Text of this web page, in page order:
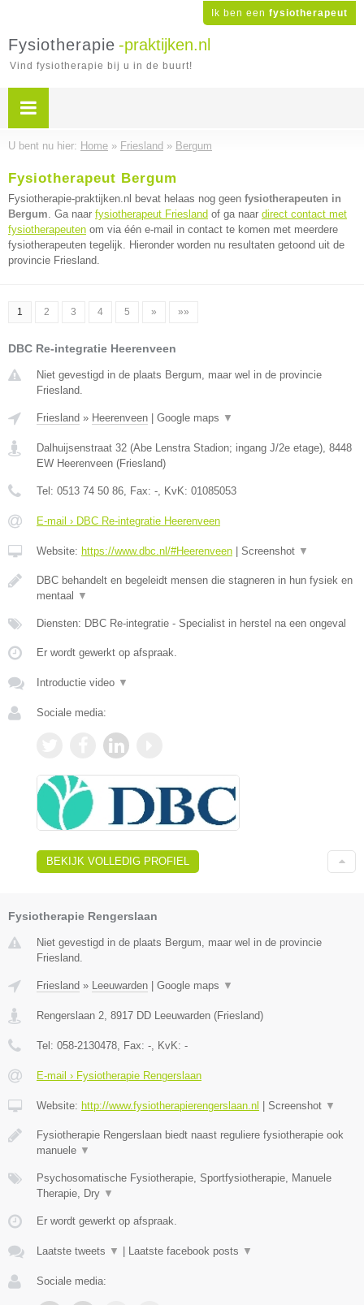
Ik ben een fysiotherapeut
Fysiotherapie -praktijken.nl
Vind fysiotherapie bij u in de buurt!
U bent nu hier: Home » Friesland » Bergum
Fysiotherapeut Bergum
Fysiotherapie-praktijken.nl bevat helaas nog geen fysiotherapeuten in
Bergum. Ga naar fysiotherapeut Friesland of ga naar direct contact met
fysiotherapeuten om via één e-mail in contact te komen met meerdere
fysiotherapeuten tegelijk. Hieronder worden nu resultaten getoond uit de
provincie Friesland.
1 2 3 4 5 » »»
DBC Re-integratie Heerenveen
Niet gevestigd in de plaats Bergum, maar wel in de provincie
Friesland.
Friesland » Heerenveen Google maps ▼
Dalhuijsenstraat 32 (Abe Lenstra Stadion; ingang J/2e etage), 8448
EW Heerenveen (Friesland)
Tel: 0513 74 50 86, Fax: -, KvK: 01085053
E-mail › DBC Re-integratie Heerenveen
Website: https://www.dbc.nl/#Heerenveen Screenshot ▼
DBC behandelt en begeleidt mensen die stagneren in hun fysiek en
mentaal
▼
Diensten: DBC Re-integratie - Specialist in herstel na een ongeval
Er wordt gewerkt op afspraak.
Introductie video ▼
Sociale media:
BEKIJK VOLLEDIG PROFIEL
Fysiotherapie Rengerslaan
Niet gevestigd in de plaats Bergum, maar wel in de provincie
Friesland.
Friesland » Leeuwarden Google maps ▼
Rengerslaan 2, 8917 DD Leeuwarden (Friesland)
Tel: 058-2130478, Fax: -, KvK: -
E-mail › Fysiotherapie Rengerslaan
Website: http://www.fysiotherapierengerslaan.nl Screenshot ▼
Fysiotherapie Rengerslaan biedt naast reguliere fysiotherapie ook
manuele ▼
Psychosomatische Fysiotherapie, Sportfysiotherapie, Manuele
Therapie, Dry ▼
Er wordt gewerkt op afspraak.
Laatste tweets ▼ Laatste facebook posts ▼
Sociale media: